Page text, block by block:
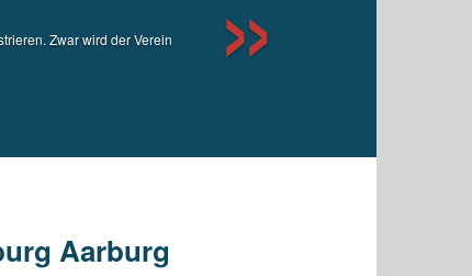
Zwar wird der Verein
Aarburg